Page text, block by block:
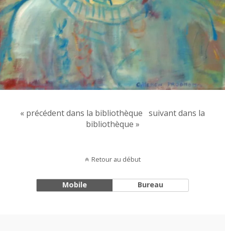
« précédent dans la bibliothèque suivant dans la
bibliothèque »
Retour au début
Mobile Bureau